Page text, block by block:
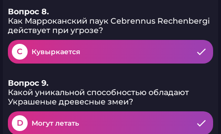
Вопрос 8.
Как Марроканский паук Cebrennus Rechenbergi
действует при угрозе?
C Кувыркается
Вопрос 9.
Какой уникальной способностью обладают
Украшеные древесные змеи?
D Могут летать